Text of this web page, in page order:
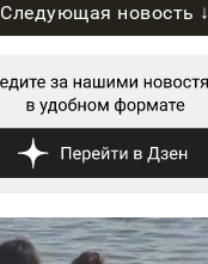
Следующая новость ↓